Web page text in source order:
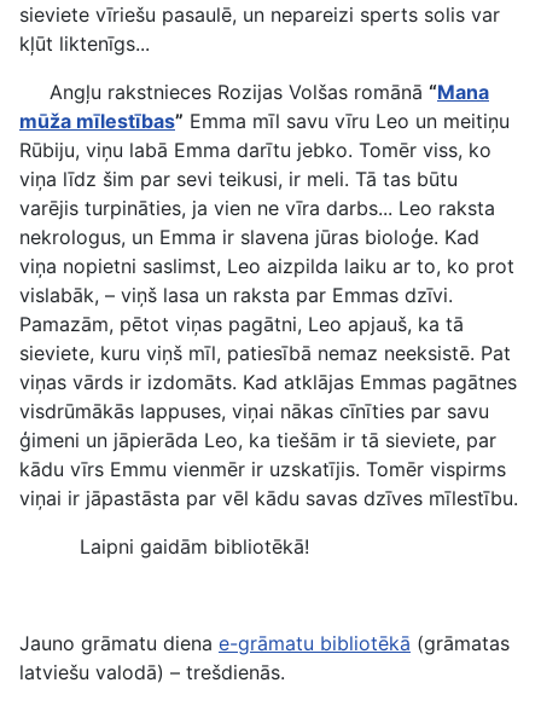
sieviete vīriešu pasaulē, un nepareizi sperts solis var
kļūt liktenīgs...
Angļu rakstnieces Rozijas Volšas romānā “Mana
mūža mīlestības” Emma mīl savu vīru Leo un meitiņu
Rūbiju, viņu labā Emma darītu jebko. Tomēr viss, ko
viņa līdz šim par sevi teikusi, ir meli. Tā tas būtu
varējis turpināties, ja vien ne vīra darbs... Leo raksta
nekrologus, un Emma ir slavena jūras bioloģe. Kad
viņa nopietni saslimst, Leo aizpilda laiku ar to, ko prot
vislabāk, – viņš lasa un raksta par Emmas dzīvi.
Pamazām, pētot viņas pagātni, Leo apjauš, ka tā
sieviete, kuru viņš mīl, patiesībā nemaz neeksistē. Pat
viņas vārds ir izdomāts. Kad atklājas Emmas pagātnes
visdrūmākās lappuses, viņai nākas cīnīties par savu
ģimeni un jāpierāda Leo, ka tiešām ir tā sieviete, par
kādu vīrs Emmu vienmēr ir uzskatījis. Tomēr vispirms
viņai ir jāpastāsta par vēl kādu savas dzīves mīlestību.
Laipni gaidām bibliotēkā!
Jauno grāmatu diena e-grāmatu bibliotēkā (grāmatas
latviešu valodā) – trešdienās.